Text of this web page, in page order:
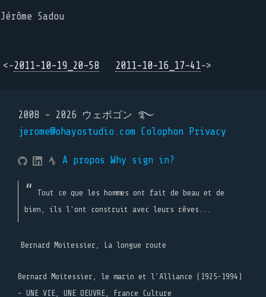
Jérôme Sadou
<-2011-10-19_20-58 2011-10-16_17-41->
2008 - 2026 ウェボゴン ࿐
jerome@ohayostudio.com Colophon Privacy
A propos Why sign in?
Tout ce que les hommes ont fait de beau et de
bien, ils l'ont construit avec leurs rêves...
Bernard Moitessier, La longue route
Bernard Moitessier, le marin et l’Alliance (1925-1994)
- UNE VIE, UNE OEUVRE, France Culture